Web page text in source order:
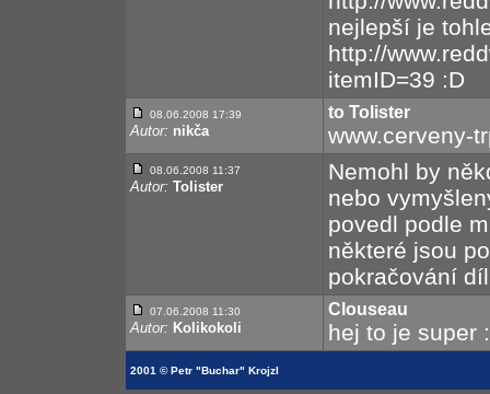
nejlepší je
http://
itemID=39 :D
08.06.2008 17:39
Autor: nikča
to Tolister
www.cerveny-
08.06.2008 11:37
Autor: Tolister
Nemohl by
nebo
povedl podle
některé jsou
pokračování
07.06.2008 11:30
Autor: Kolikokoli
Clouseau
hej to je super
2001 © Petr "Buchar" Krojzl